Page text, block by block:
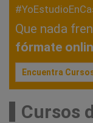
Que nada
fórmate
Encuentra
Cursos